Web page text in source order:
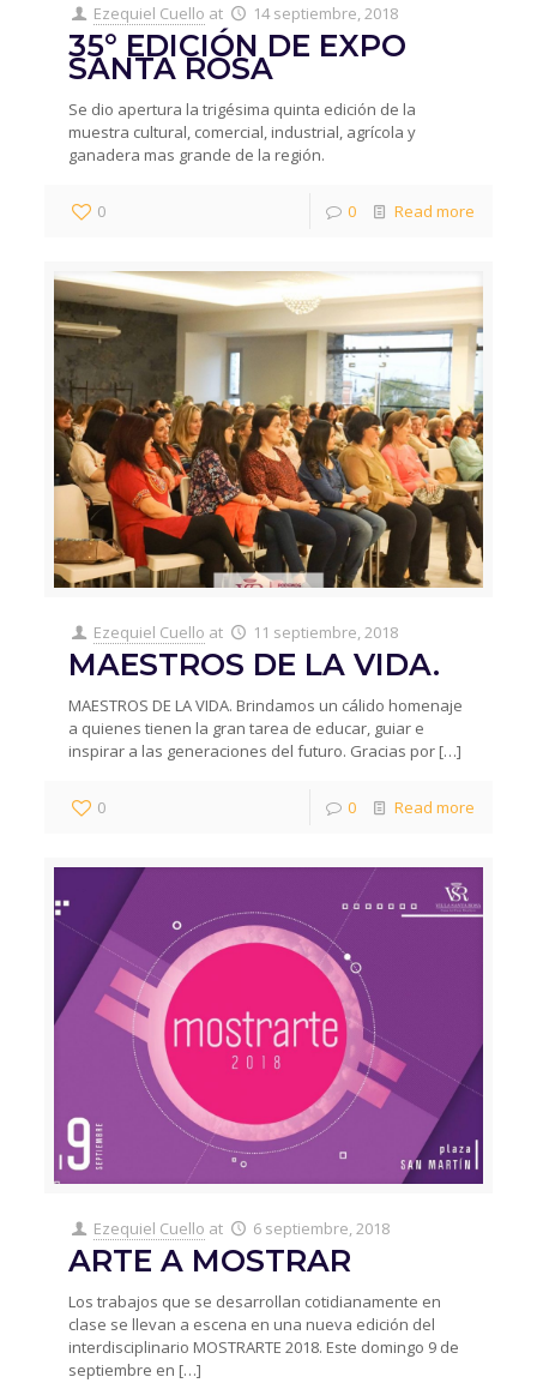
Ezequiel Cuello at 14 septiembre, 2018
35° EDICIÓN DE EXPO
SANTA ROSA
Se dio apertura la trigésima quinta edición de la
muestra cultural, comercial, industrial, agrícola y
ganadera mas grande de la región.
0 0 Read more
Ezequiel Cuello at 11 septiembre, 2018
MAESTROS DE LA VIDA.
MAESTROS DE LA VIDA. Brindamos un cálido homenaje
a quienes tienen la gran tarea de educar, guiar e
inspirar a las generaciones del futuro. Gracias por […]
0 0 Read more
Ezequiel Cuello at 6 septiembre, 2018
ARTE A MOSTRAR
Los trabajos que se desarrollan cotidianamente en
clase se llevan a escena en una nueva edición del
interdisciplinario MOSTRARTE 2018. Este domingo 9 de
septiembre en […]